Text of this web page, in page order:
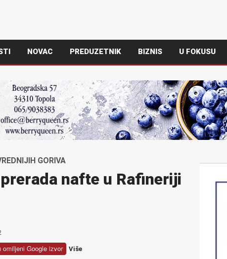
NOVAC PREDUZETNIK BIZNIS U FOKUSU
GORIVA
nafte u Rafineriji
Google izvor Više